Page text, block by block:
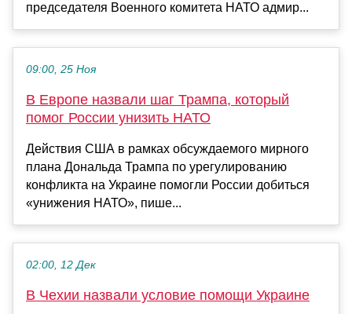
председателя Военного комитета НАТО адмир...
09:00, 25 Ноя
В Европе назвали шаг Трампа, который
помог России унизить НАТО
Действия США в рамках обсуждаемого мирного
плана Дональда Трампа по урегулированию
конфликта на Украине помогли России добиться
«унижения НАТО», пише...
02:00, 12 Дек
В Чехии назвали условие помощи Украине